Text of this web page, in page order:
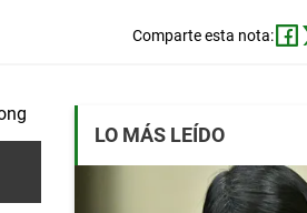
Comparte esta nota:
LO MÁS LEÍDO